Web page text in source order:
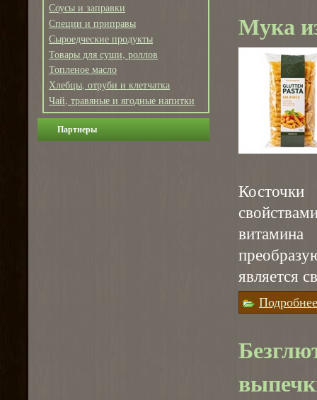
Соусы и заправки
Специи и приправы
Сыроедческие продукты
Товары для суши, роллов
Топленое масло
Хлебцы, отруби и клетчатка
Чай, травяные и ягодные напитки
Партнеры
Мука
является
Подробнее